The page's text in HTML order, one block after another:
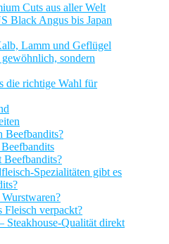
Cuts aus aller Welt
Black Angus bis Japan
Lamm und Geflügel
sondern
die richtige Wahl für
Beefbandits?
Spezialitäten gibt es
Fleisch verpackt?
Steakhouse-Qualität direkt